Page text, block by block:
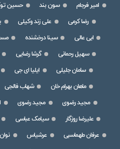
امیر فرجام
سون بند حسین
رضا کرمی
علی زند وکیلی
ابی عالی
سینا درخشنده
سهیل رحمانی
گرشا رضایی
سامان جلیلی
ایلیا ای جی
ماهان بهرام خان
شهاب فالجی
مجید رضوی
مجید رضوی
علیرضا روزگار
سیامک عباسی
عرفان طهماسبی
عرشیاس نوان